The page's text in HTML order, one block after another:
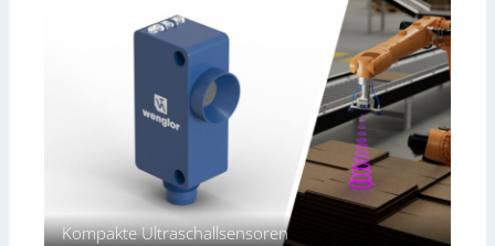
i
i
Kompakte Ultraschallsensoren